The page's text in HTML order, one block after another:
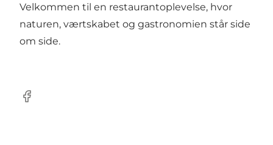
Velkommen til en restaurantoplevelse, hvor
naturen, værtskabet og gastronomien står side
om side.
Facebook